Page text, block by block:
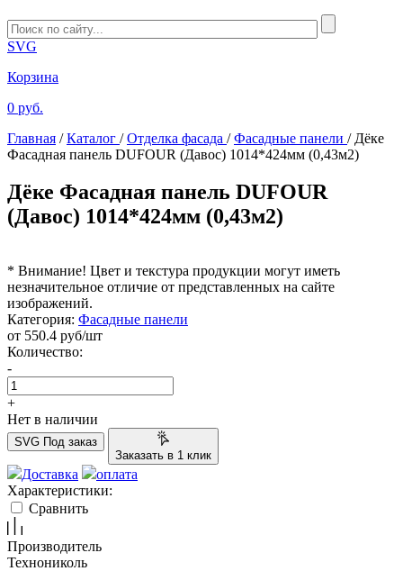
SVG
Корзина
0 руб.
Главная / Каталог / Отделка фасада / Фасадные панели / Дёке
Фасадная панель DUFOUR (Давос) 1014*424мм (0,43м2)
Дёке Фасадная панель DUFOUR
(Давос) 1014*424мм (0,43м2)
* Внимание! Цвет и текстура продукции могут иметь
незначительное отличие от представленных на сайте
изображений.
Категория: Фасадные панели
от 550.4 руб/шт
Количество:
-
+
Нет в наличии
SVG Под заказ
Заказать в 1 клик
Доставка
оплата
Характеристики:
Сравнить
Производитель
Технониколь